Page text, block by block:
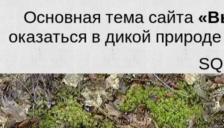
Основная тема сайта
оказаться в дикой